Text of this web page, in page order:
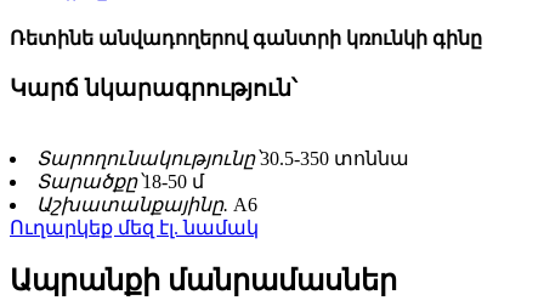
Ռետինե անվադողերով գանտրի կռունկի գինը
Կարճ նկարագրություն՝
Տարողունակությունը՝30.5-350 տոննա
Տարածքը՝18-50 մ
Աշխատանքայինը. A6
Ուղարկեք մեզ էլ. նամակ
Ապրանքի մանրամասներ